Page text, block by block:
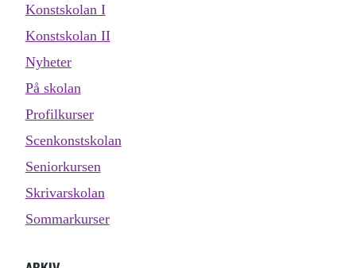
Konstskolan I
Konstskolan II
Nyheter
På skolan
Profilkurser
Scenkonstskolan
Seniorkursen
Skrivarskolan
Sommarkurser